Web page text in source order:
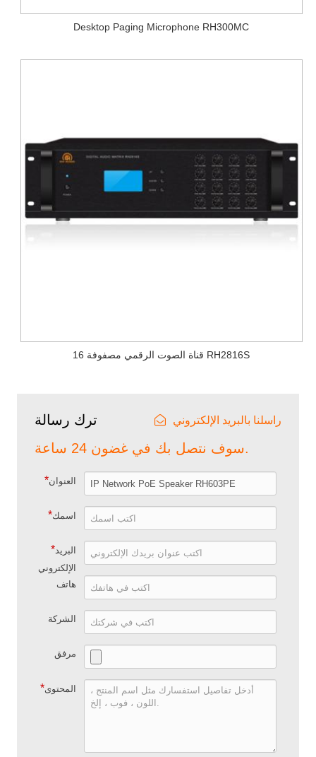
Desktop Paging Microphone RH300MC
16 قناة الصوت الرقمي مصفوفة RH2816S
ترك رسالة راسلنا بالبريد الإلكتروني
سوف نتصل بك في غضون 24 ساعة.
*العنوان
*اسمك
*البريد
الإلكتروني
هاتف
الشركة
مرفق
*المحتوى